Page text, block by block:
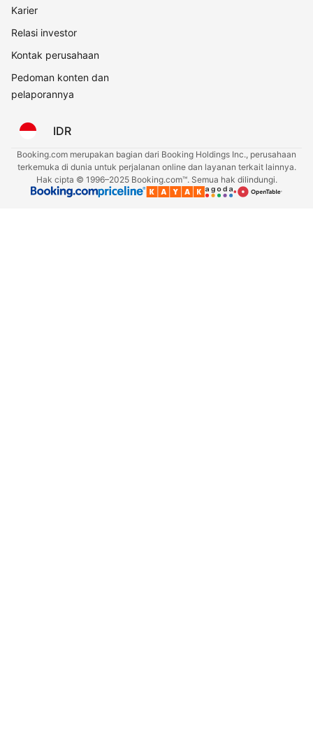
Karier
Relasi investor
Kontak perusahaan
Pedoman konten dan
pelaporannya
IDR
Booking.com merupakan bagian dari Booking Holdings Inc., perusahaan
terkemuka di dunia untuk perjalanan online dan layanan terkait lainnya.
Hak cipta © 1996–2025 Booking.com™. Semua hak dilindungi.